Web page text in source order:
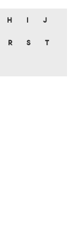
H J
R S T